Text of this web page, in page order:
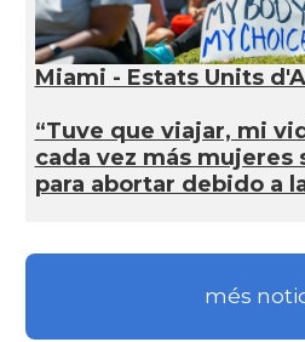
Miami - Estats Units
“Tuve que viajar, mi
cada vez más mujeres
para abortar debido a
més